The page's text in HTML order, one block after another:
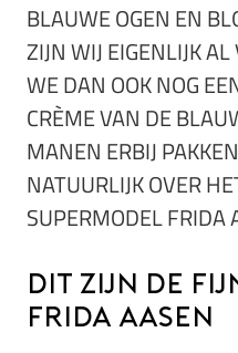
BLAUWE OGEN EN
ZIJN WIJ EIGENLIJK
WE DAN OOK NOG
CRÈME VAN DE
MANEN ERBIJ
NATUURLIJK OVER
SUPERMODEL FRIDA
Dit zijn de
Frida Aasen